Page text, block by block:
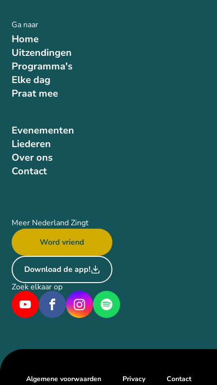
Ga naar
Home
Uitzendingen
Programma's
Elke dag
Praat mee
Evenementen
Liederen
Over ons
Contact
Meer Nederland Zingt
Word vriend
Download de app!
Zoek elkaar op
Algemene voorwaarden Privacy Contact